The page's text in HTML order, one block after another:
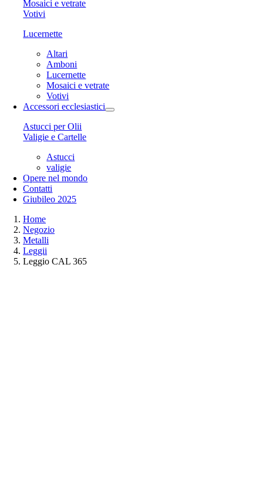
Mosaici e vetrate
Votivi
Lucernette
Altari
Amboni
Lucernette
Mosaici e vetrate
Votivi
Accessori ecclesiastici
Astucci per Olii
Valigie e Cartelle
Astucci
valigie
Opere nel mondo
Contatti
Giubileo 2025
Home
Negozio
Metalli
Leggii
Leggio CAL 365